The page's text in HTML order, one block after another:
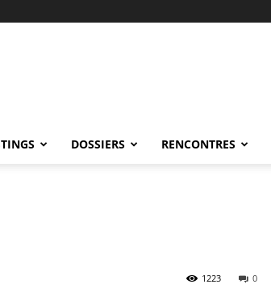
DOSSIERS RENCONTRES
0
1223